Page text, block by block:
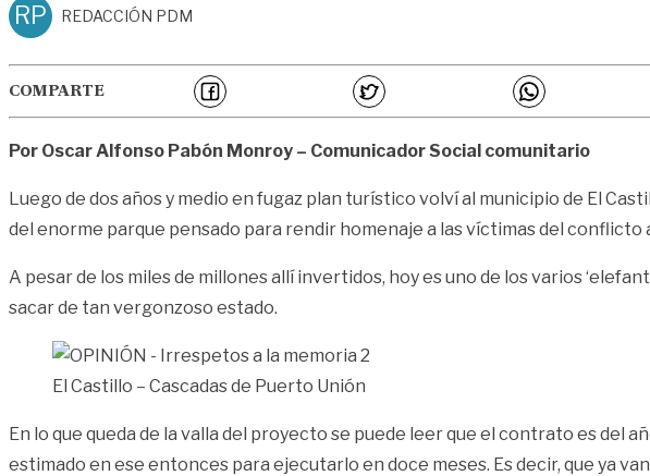
RP REDACCIÓN PDM
COMPARTE
Por Oscar Alfonso Pabón Monroy – Comunicador Social comunitario
Luego de dos años y medio en fugaz plan turístico volví al municipio de El
del enorme parque pensado para rendir homenaje a las víctimas del
A pesar de los miles de millones allí invertidos, hoy es uno de los varios
sacar de tan vergonzoso estado.
El Castillo – Cascadas de Puerto Unión
En lo que queda de la valla del proyecto se puede leer que el contrato es del
estimado en ese entonces para ejecutarlo en doce meses. Es decir, que ya